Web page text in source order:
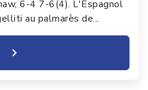
6-4 7-6(4). L'Espagnol
au palmarès de...